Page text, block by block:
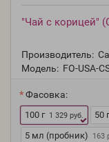
"Чай с корицей"
Производитель:
Модель: FO-USA-
Фасовка:
100 г 1 329 руб. 50 г
5 мл (пробник) 163